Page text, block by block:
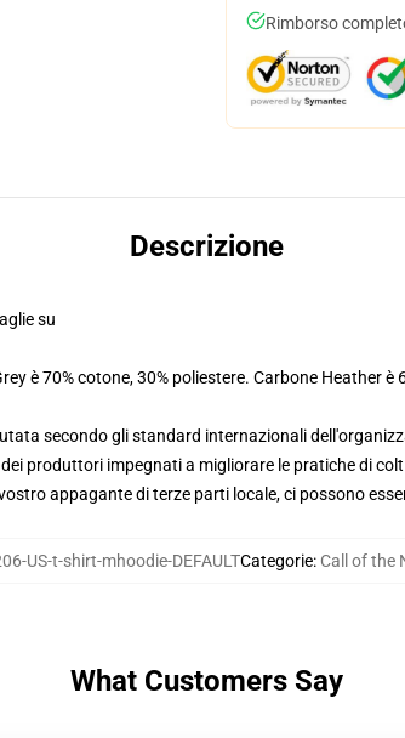
Rimborso
Descrizione
su
è 70% cotone, 30% poliestere. Carbone Heather è
secondo gli standard internazionali
produttori impegnati a migliorare le pratiche di
appagante di terze parti locale, ci possono
US-t-shirt-mhoodie-DEFAULTCategorie: Call of the
What Customers Say